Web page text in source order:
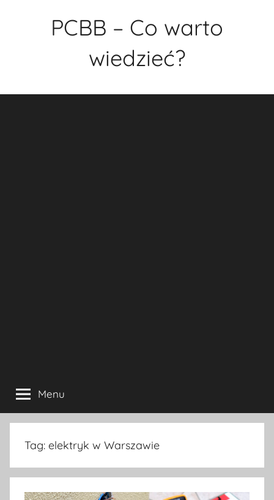
PCBB – Co warto
wiedzieć?
Menu
Tag: elektryk w Warszawie